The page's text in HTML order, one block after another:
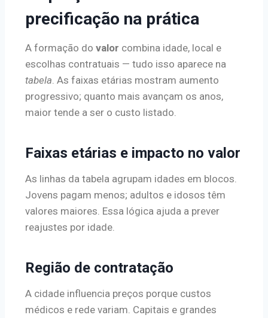
precificação na prática
A formação do valor combina idade, local e
escolhas contratuais — tudo isso aparece na
tabela . As faixas etárias mostram aumento
progressivo; quanto mais avançam os anos,
maior tende a ser o custo listado.
Faixas etárias e impacto no valor
As linhas da tabela agrupam idades em blocos.
Jovens pagam menos; adultos e idosos têm
valores maiores. Essa lógica ajuda a prever
reajustes por idade.
Região de contratação
A cidade influencia preços porque custos
médicos e rede variam. Capitais e grandes